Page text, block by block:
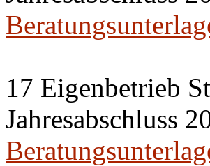
17 Eigenbetrieb
Jahresabschluss